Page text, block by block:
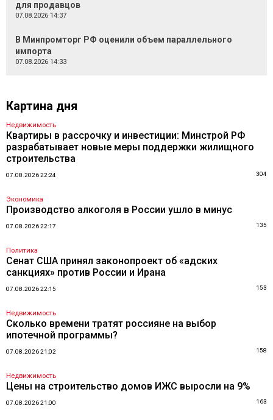
для продавцов
07.08.2026 14:37
В Минпромторг РФ оценили объем параллельного
импорта
07.08.2026 14:33
Картина дня
Недвижимость
Квартиры в рассрочку и инвестиции: Минстрой РФ
разрабатывает новые меры поддержки жилищного
строительства
07.08.2026 22:24 304
Экономика
Производство алкоголя в России ушло в минус
07.08.2026 22:17 135
Политика
Сенат США принял законопроект об «адских
санкциях» против России и Ирана
07.08.2026 22:15 153
Недвижимость
Сколько времени тратят россияне на выбор
ипотечной программы?
07.08.2026 21:02 158
Недвижимость
Цены на строительство домов ИЖС выросли на 9%
07.08.2026 21:00 163